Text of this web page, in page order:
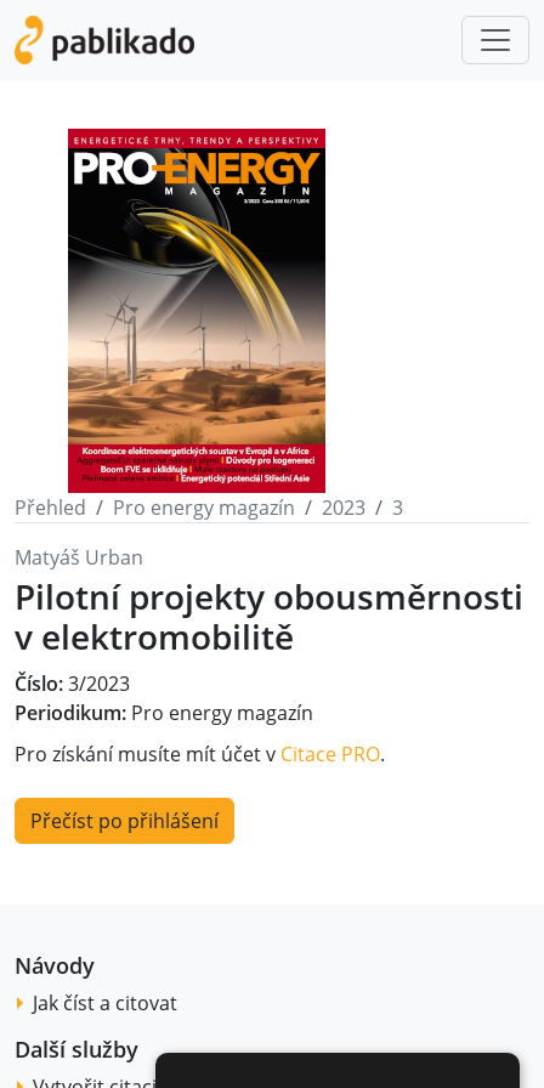
Přehled Pro energy magazín 2023
3
Matyáš Urban
Pilotní projekty obousměrnosti
v elektromobilitě
Číslo:3/2023
Periodikum: Pro energy magazín
Pro získání musíte mít účet v Citace PRO.
Přečíst po přihlášení
Návody
Jak číst a citovat
Další služby